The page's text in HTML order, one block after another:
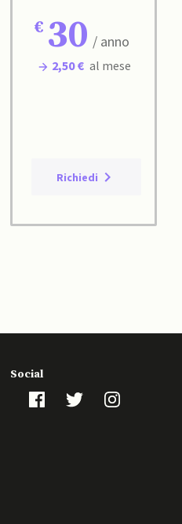
30 / anno
2,50 € al mese
Richiedi
Social